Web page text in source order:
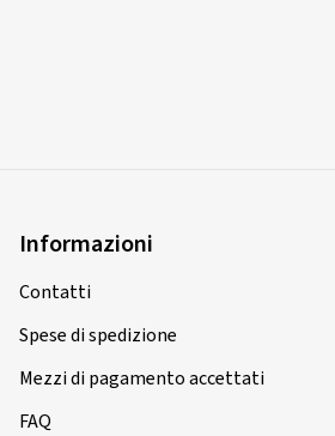
Informazioni
Contatti
Spese di spedizione
Mezzi di pagamento accettati
FAQ